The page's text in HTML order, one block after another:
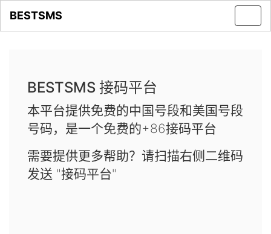
BESTSMS
BESTSMS 接码平台
本平台提供免费的中国号段和美国号段
号码，是一个免费的+86接码平台
需要提供更多帮助？请扫描右侧二维码
发送 "接码平台"